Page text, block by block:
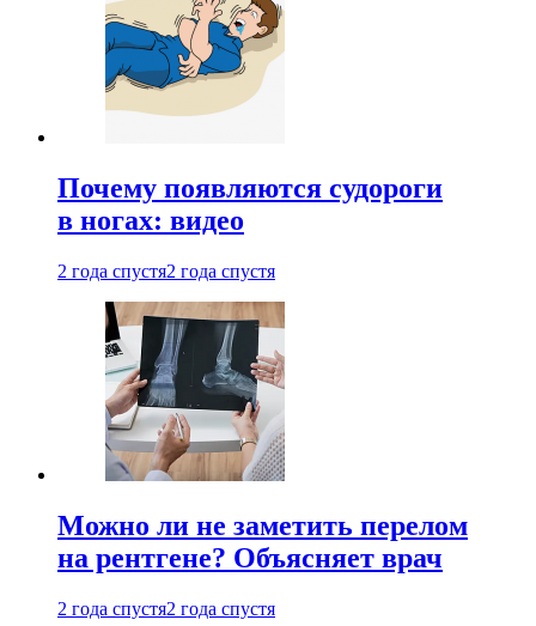
Почему появляются судороги
в ногах: видео
2 года спустя2 года спустя
Можно ли не заметить перелом
на рентгене? Объясняет врач
2 года спустя2 года спустя